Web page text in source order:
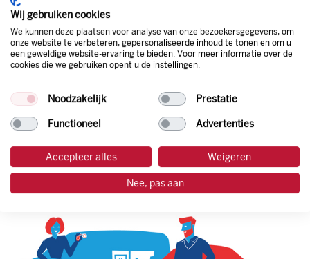
korting. Mocht de pompprijs toch lager zijn dan betaal je
natuurlijk de prijs aan de pomp. Zo ben je altijd verzekerd
van de laagste prijs.
laadpas aanvragen
Wij gebruiken cookies
We kunnen deze plaatsen voor analyse van onze bezoekersgegevens, om
onze website te verbeteren, gepersonaliseerde inhoud te tonen en om u
een geweldige website-ervaring te bieden. Voor meer informatie over de
cookies die we gebruiken opent u de instellingen.
Noodzakelijk Prestatie
Functioneel Advertenties
Accepteer alles Weigeren
Nee, pas aan